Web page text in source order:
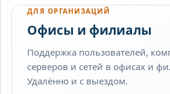
ДЛЯ ОРГАНИЗАЦИЙ
Офисы и филиалы
Поддержка пользователей,
серверов и сетей в офисах и
Удалённо и с выездом.